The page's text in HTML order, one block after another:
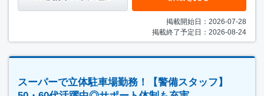
掲載開始日：2026-07-28
掲載終了予定日：2026-08-24
スーパーで立体駐車場勤務！【警備スタッフ】